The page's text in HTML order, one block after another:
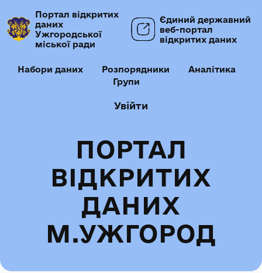
Портал відкритих
даних
Ужгородської
міської ради
Єдиний державний
веб-портал
відкритих даних
Набори даних Розпорядники
Аналітика
Групи
Увійти
ПОРТАЛ
ВІДКРИТИХ
ДАНИХ
М.УЖГОРОД